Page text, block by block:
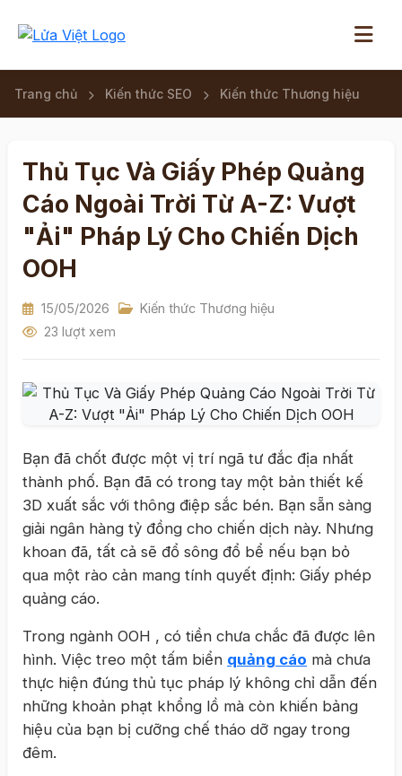
Trang chủ Kiến thức SEO Kiến thức Thương hiệu
Thủ Tục Và Giấy Phép Quảng
Cáo Ngoài Trời Từ A-Z: Vượt
"Ải" Pháp Lý Cho Chiến Dịch
OOH
15/05/2026
Kiến thức Thương hiệu
23 lượt xem
Bạn đã chốt được một vị trí ngã tư đắc địa nhất
thành phố. Bạn đã có trong tay một bản thiết kế
3D xuất sắc với thông điệp sắc bén. Bạn sẵn sàng
giải ngân hàng tỷ đồng cho chiến dịch này. Nhưng
khoan đã, tất cả sẽ đổ sông đổ bể nếu bạn bỏ
qua một rào cản mang tính quyết định: Giấy phép
quảng cáo.
Trong ngành OOH , có tiền chưa chắc đã được lên
hình. Việc treo một tấm biển quảng cáo mà chưa
thực hiện đúng thủ tục pháp lý không chỉ dẫn đến
những khoản phạt khổng lồ mà còn khiến bảng
hiệu của bạn bị cưỡng chế tháo dỡ ngay trong
đêm.